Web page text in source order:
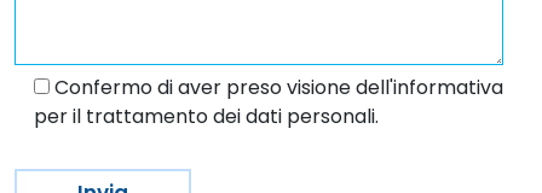
Confermo di aver preso visione dell'informativa
per il trattamento dei dati personali.